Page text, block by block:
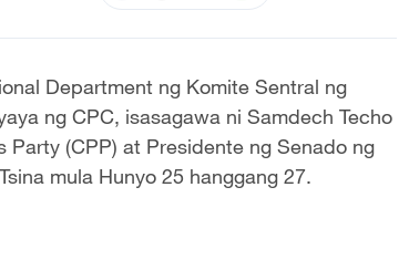
Department ng Komite Sentral ng
ng CPC, isasagawa ni Samdech Techo
Party (CPP) at Presidente ng Senado ng
mula Hunyo 25 hanggang 27.